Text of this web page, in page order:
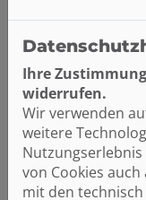
Weiches
PRO SOFT
Mit der
SOFTgenießen
in Ihrem Zuhause.
Ihre
widerrufen.
Wir verwenden
weitere
Nutzungserlebnis
von Cookies
mit den